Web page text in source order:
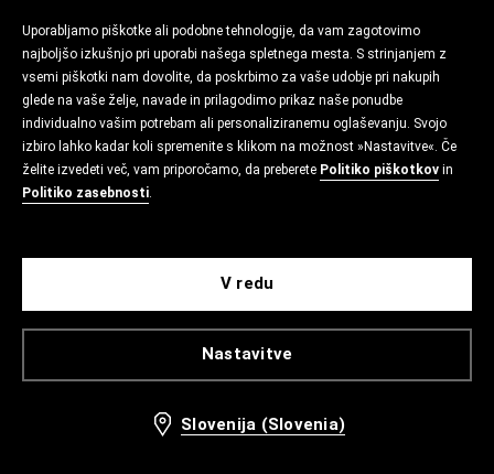
Uporabljamo piškotke ali podobne tehnologije, da vam zagotovimo
najboljšo izkušnjo pri uporabi našega spletnega mesta. S strinjanjem z
vsemi piškotki nam dovolite, da poskrbimo za vaše udobje pri nakupih
glede na vaše želje, navade in prilagodimo prikaz naše ponudbe
individualno vašim potrebam ali personaliziranemu oglaševanju. Svojo
izbiro lahko kadar koli spremenite s klikom na možnost »Nastavitve«. Če
želite izvedeti več, vam priporočamo, da preberete Politiko piškotkov in
Politiko zasebnosti.
Nastavitve
V redu
Slovenija (Slovenia)